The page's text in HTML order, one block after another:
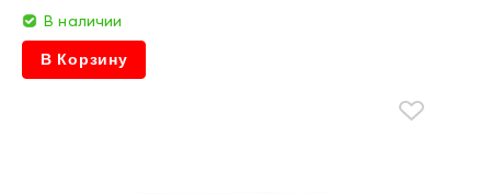
В наличии
В Корзину